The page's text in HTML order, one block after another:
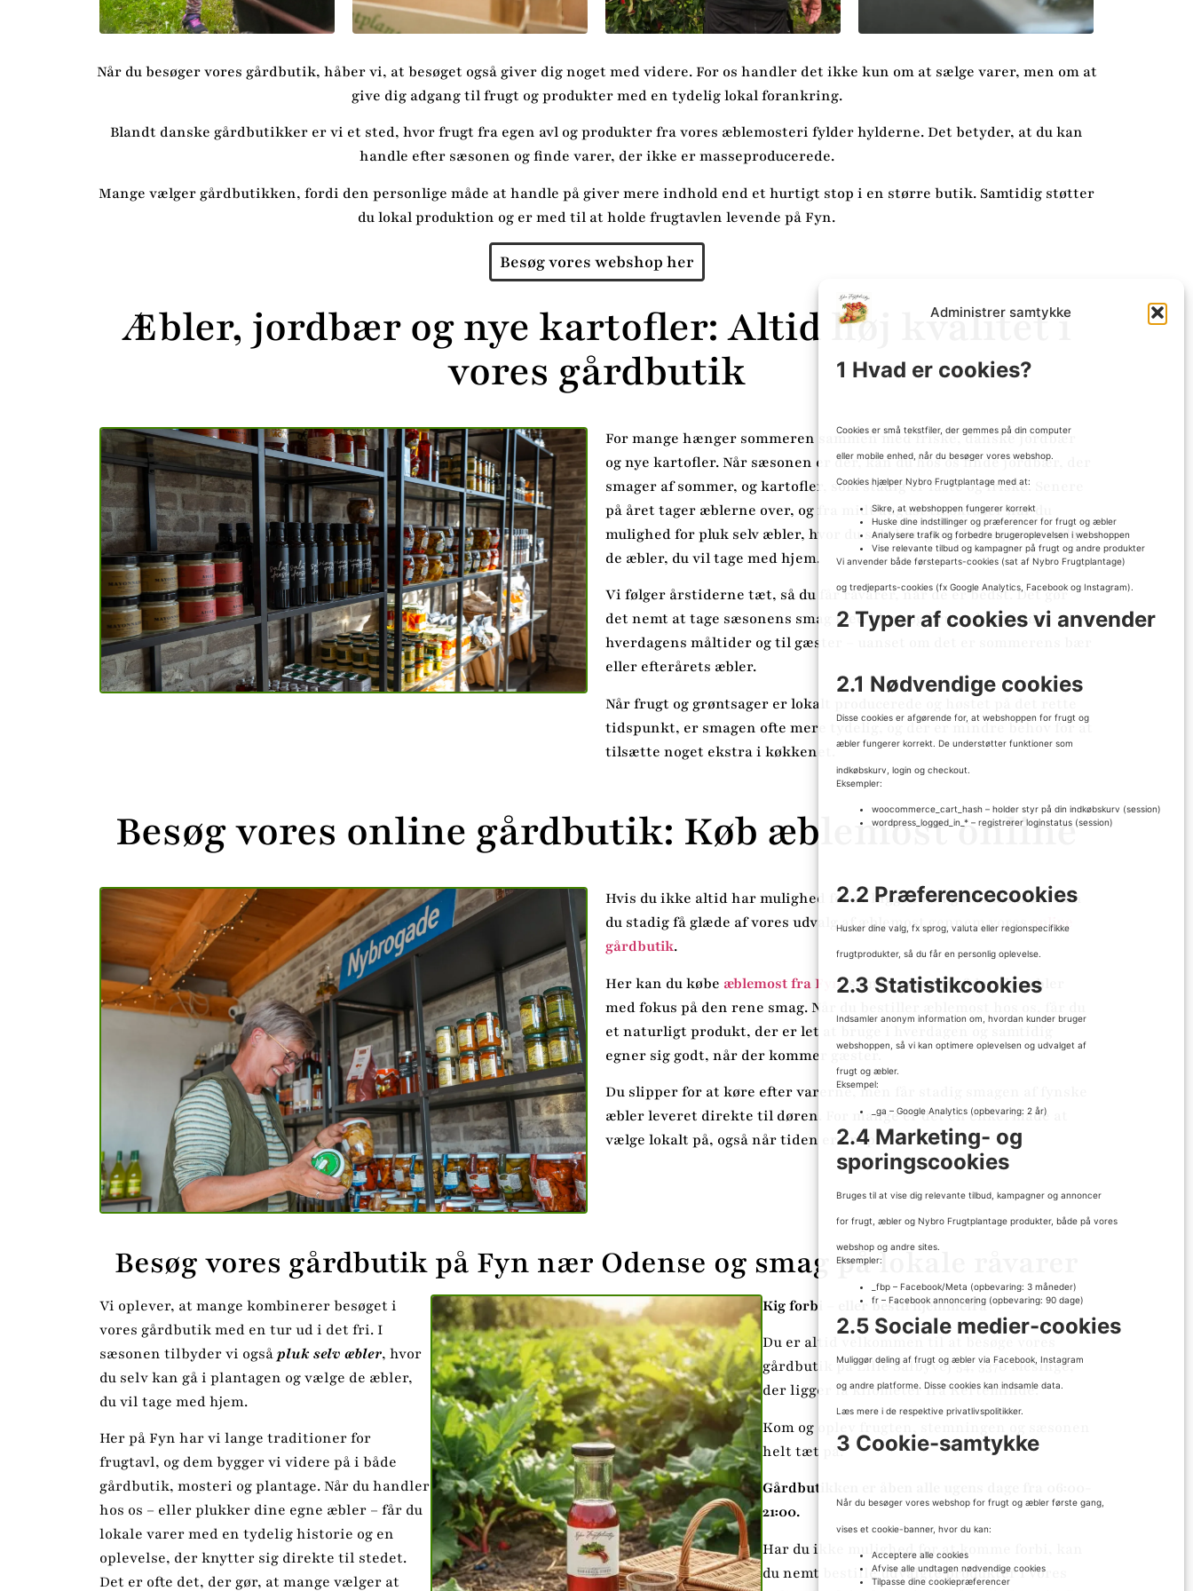
Administrer samtykke
1 Hvad er cookies?
Cookies er små tekstfiler, der gemmes på din computer
eller mobile enhed, når du besøger vores webshop.
Cookies hjælper Nybro Frugtplantage med at:
Sikre, at webshoppen fungerer korrekt
Huske dine indstillinger og præferencer for frugt og æbler
Analysere trafik og forbedre brugeroplevelsen i webshoppen
Vise relevante tilbud og kampagner på frugt og andre produkter
Vi anvender både førsteparts-cookies (sat af Nybro Frugtplantage)
og tredjeparts-cookies (fx Google Analytics, Facebook og Instagram).
2 Typer af cookies vi anvender
2.1 Nødvendige cookies
Disse cookies er afgørende for, at webshoppen for frugt og
æbler fungerer korrekt. De understøtter funktioner som
indkøbskurv, login og checkout.
Eksempler:
woocommerce_cart_hash – holder styr på din indkøbskurv (session)
wordpress_logged_in_* – registrerer loginstatus (session)
2.2 Præferencecookies
Husker dine valg, fx sprog, valuta eller regionspecifikke
frugtprodukter, så du får en personlig oplevelse.
2.3 Statistikcookies
Indsamler anonym information om, hvordan kunder bruger
webshoppen, så vi kan optimere oplevelsen og udvalget af
frugt og æbler.
Eksempel:
_ga – Google Analytics (opbevaring: 2 år)
2.4 Marketing- og
sporingscookies
Bruges til at vise dig relevante tilbud, kampagner og annoncer
for frugt, æbler og Nybro Frugtplantage produkter, både på vores
webshop og andre sites.
Eksempler:
_fbp – Facebook/Meta (opbevaring: 3 måneder)
fr – Facebook annoncering (opbevaring: 90 dage)
2.5 Sociale medier-cookies
Muliggør deling af frugt og æbler via Facebook, Instagram
og andre platforme. Disse cookies kan indsamle data.
Læs mere i de respektive privatlivspolitikker.
3 Cookie-samtykke
Når du besøger vores webshop for frugt og æbler første gang,
vises et cookie-banner, hvor du kan:
Acceptere alle cookies
Afvise alle undtagen nødvendige cookies
Tilpasse dine cookiepræferencer
Når du besøger vores gårdbutik, håber vi, at besøget også giver dig noget med videre. For os handler det ikke kun om at sælge varer, men om at
give dig adgang til frugt og produkter med en tydelig lokal forankring.
Blandt danske gårdbutikker er vi et sted, hvor frugt fra egen avl og produkter fra vores æblemosteri fylder hylderne. Det betyder, at du kan
handle efter sæsonen og finde varer, der ikke er masseproducerede.
Mange vælger gårdbutikken, fordi den personlige måde at handle på giver mere indhold end et hurtigt stop i en større butik. Samtidig støtter
du lokal produktion og er med til at holde frugtavlen levende på Fyn.
Besøg vores webshop her
Æbler, jordbær og nye kartofler: Altid høj kvalitet i
vores gårdbutik
For mange hænger sommeren sammen med friske, danske jordbær
og nye kartofler. Når sæsonen er der, kan du hos os finde jordbær, der
smager af sommer, og kartofler, som stadig er faste og friske. Senere
på året tager æblerne over, og fra midt august til oktober har du
mulighed for pluk selv æbler, hvor du selv kan gå i plantagen og vælge
de æbler, du vil tage med hjem.
Vi følger årstiderne tæt, så du får råvarer, når de er bedst. Det gør
det nemt at tage sæsonens smag med hjem og bruge den i både
hverdagens måltider og til gæster – uanset om det er sommerens bær
eller efterårets æbler.
Når frugt og grøntsager er lokalt producerede og høstet på det rette
tidspunkt, er smagen ofte mere tydelig, og der er mindre behov for at
tilsætte noget ekstra i køkkenet.
Besøg vores online gårdbutik: Køb æblemost online
Hvis du ikke altid har mulighed for at kigge forbi gårdbutikken, kan
du stadig få glæde af vores udvalg af æblemost gennem voresonline
gårdbutik.
Her kan du købe æblemost fra Fyn,som vi presser af danske æbler
med fokus på den rene smag. Når du bestiller æblemost hos os, får du
et naturligt produkt, der er let at bruge i hverdagen og samtidig
egner sig godt, når der kommer gæster.
Du slipper for at køre efter varerne, men får stadig smagen af fynske
æbler leveret direkte til døren. For mange er det en enkel måde at
vælge lokalt på, også når tiden er knap.
Besøg vores gårdbutik på Fyn nær Odense og smag på lokale råvarer
Vi oplever, at mange kombinerer besøget i
vores gårdbutik med en tur ud i det fri. I
sæsonen tilbyder vi ogsåpluk selv æbler, hvor
du selv kan gå i plantagen og vælge de æbler,
du vil tage med hjem.
Her på Fyn har vi lange traditioner for
frugtavl, og dem bygger vi videre på i både
gårdbutik, mosteri og plantage. Når du handler
hos os – eller plukker dine egne æbler – får du
lokale varer med en tydelig historie og en
oplevelse, der knytter sig direkte til stedet.
Det er ofte det, der gør, at mange vælger at
Kig forbi – eller bestil hjemmefra
Du er altid velkommen til at besøge vores
gårdbutik på Lille Salbyvej 54, 5370 Mesinge,
der ligger få kilometer fra Kerteminde.
Kom og oplev frugten, stemningen og sæsonen
helt tæt på.
Gårdbutikken er åben alle ugens dage fra 06:00-
21:00.
Har du ikke mulighed for at komme forbi, kan
du nemt bestille udvalgte produkter i vores